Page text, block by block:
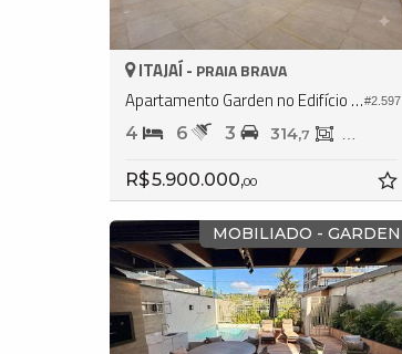
#2.597
ITAJAÍ - PRAIA BRAVA
Apartamento Garden no Edifício Brava Garden
4 6 3 314,7 229,
R$ 5.900.000,00
MOBILIADO - GARDEN